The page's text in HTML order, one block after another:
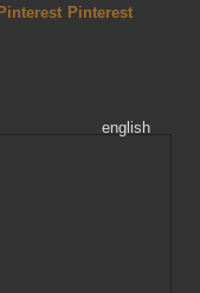
Pinterest
english